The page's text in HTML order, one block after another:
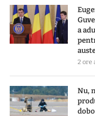
a
2 ore
Nu,